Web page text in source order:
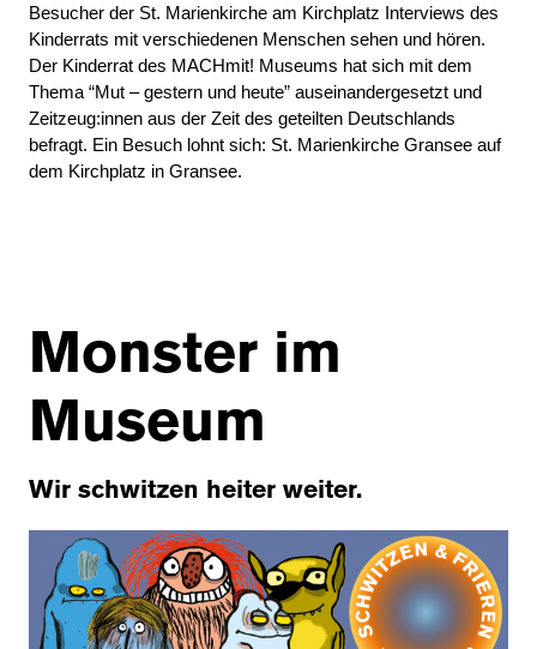
Besucher der St. Marienkirche am Kirchplatz Interviews des
Kinderrats mit verschiedenen Menschen sehen und hören.
Der Kinderrat des MACHmit! Museums hat sich mit dem
Thema “Mut – gestern und heute” auseinandergesetzt und
Zeitzeug:innen aus der Zeit des geteilten Deutschlands
befragt. Ein Besuch lohnt sich: St. Marienkirche Gransee auf
dem Kirchplatz in Gransee.
Monster im
Museum
Wir schwitzen heiter weiter.